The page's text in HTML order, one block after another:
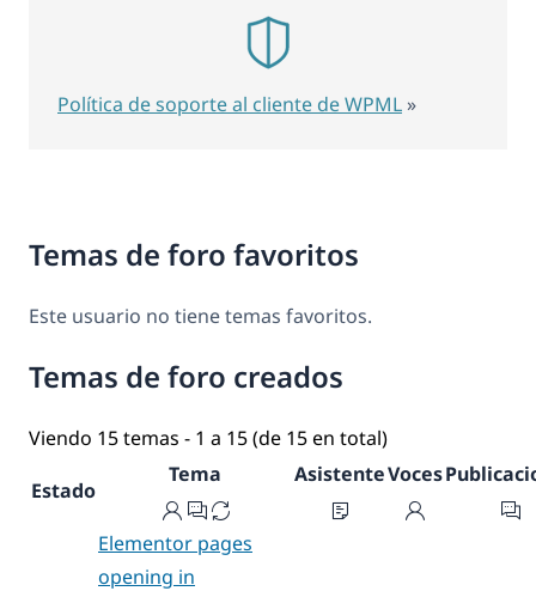
Temas de foro favoritos
Este usuario no tiene temas favoritos.
Temas de foro creados
Viendo 15 temas - 1 a 15 (de 15 en total)
Estado
Tema AsistenteVoces
Elementor pages
opening in
Política de soporte al cliente de WPML »